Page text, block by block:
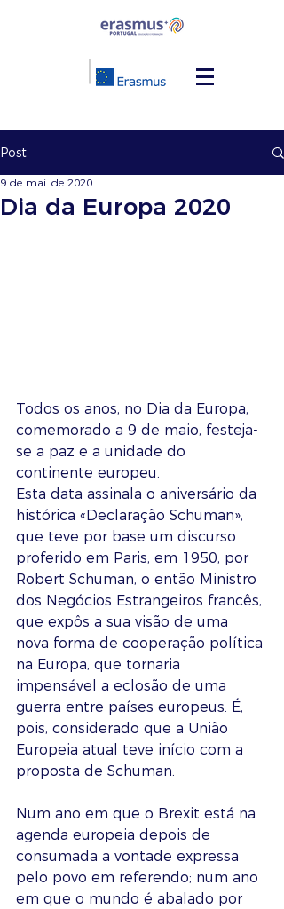
Post
Dia da Europa 2020
9 de mai. de 2020
Todos os anos, no Dia da Europa,
comemorado a 9 de maio, festeja-
se a paz e a unidade do
continente europeu.
Esta data assinala o aniversário da
histórica «Declaração Schuman»,
que teve por base um discurso
proferido em Paris, em 1950, por
Robert Schuman, o então Ministro
dos Negócios Estrangeiros francês,
que expôs a sua visão de uma
nova forma de cooperação política
na Europa, que tornaria
impensável a eclosão de uma
guerra entre países europeus. É,
pois, considerado que a União
Europeia atual teve início com a
proposta de Schuman.
Num ano em que o Brexit está na
agenda europeia depois de
consumada a vontade expressa
pelo povo em referendo; num ano
em que o mundo é abalado por